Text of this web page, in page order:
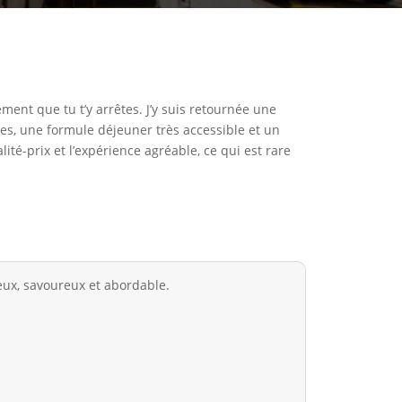
que tu t’y arrêtes. J’y suis retournée une
une formule déjeuner très accessible et un
prix et l’expérience agréable, ce qui est rare
savoureux et abordable.